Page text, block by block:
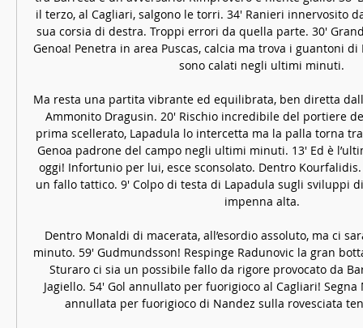
il terzo, al Cagliari, salgono le torri. 34′ Ranieri innervosito
sua corsia di destra. Troppi errori da quella parte. 30′
Genoa! Penetra in area Puscas, calcia ma trova i guantoni di
sono calati negli ultimi minuti.
Ma resta una partita vibrante ed equilibrata, ben diretta
Ammonito Dragusin. 20′ Rischio incredibile del portiere
prima scellerato, Lapadula lo intercetta ma la palla torna
Genoa padrone del campo negli ultimi minuti. 13′ Ed è
oggi! Infortunio per lui, esce sconsolato. Dentro Kourfalidis.
un fallo tattico. 9′ Colpo di testa di Lapadula sugli sviluppi
impenna alta.
Dentro Monaldi di macerata, all’esordio assoluto, ma ci
minuto. 59′ Gudmundsson! Respinge Radunovic la gran
Sturaro ci sia un possibile fallo da rigore provocato da
Jagiello. 54′ Gol annullato per fuorigioco al Cagliari!
annullata per fuorigioco di Nandez sulla rovesciata